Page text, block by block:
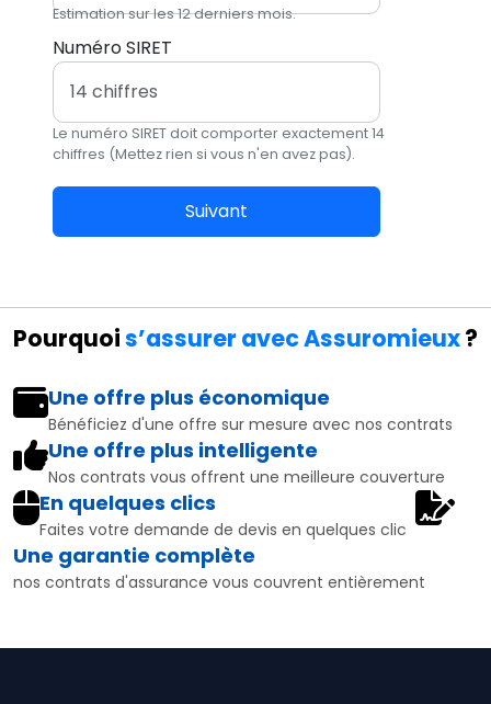
Estimation sur les 12 derniers mois.
Numéro SIRET
Le numéro SIRET doit comporter exactement 14
chiffres (Mettez rien si vous n'en avez pas).
Suivant
Pourquois’assurer avec Assuromieux?
Une offre plus économique
Bénéficiez d'une offre sur mesure avec nos contrats
Une offre plus intelligente
Nos contrats vous offrent une meilleure couverture
En quelques clics
Faites votre demande de devis en quelques clic
Une garantie complète
nos contrats d'assurance vous couvrent entièrement